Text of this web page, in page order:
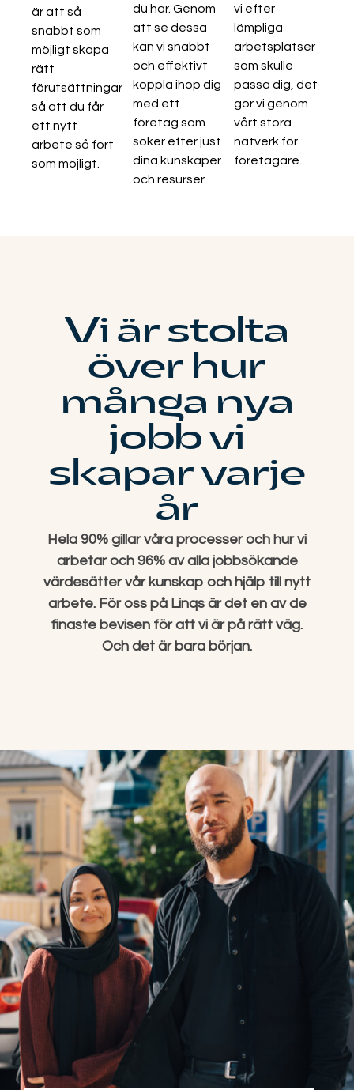
är att så
snabbt som
möjligt skapa
rätt
förutsättningar
så att du får
ett nytt
arbete så fort
som möjligt.
du har. Genom
att se dessa
kan vi snabbt
och effektivt
koppla ihop dig
med ett
företag som
söker efter just
dina kunskaper
och resurser.
vi efter
lämpliga
arbetsplatser
som skulle
passa dig, det
gör vi genom
vårt stora
nätverk för
företagare.
Vi är stolta
över hur
många nya
jobb vi
skapar varje
år
Hela 90% gillar våra processer och hur vi
arbetar och 96% av alla jobbsökande
värdesätter vår kunskap och hjälp till nytt
arbete. För oss på Linqs är det en av de
finaste bevisen för att vi är på rätt väg.
Och det är bara början.